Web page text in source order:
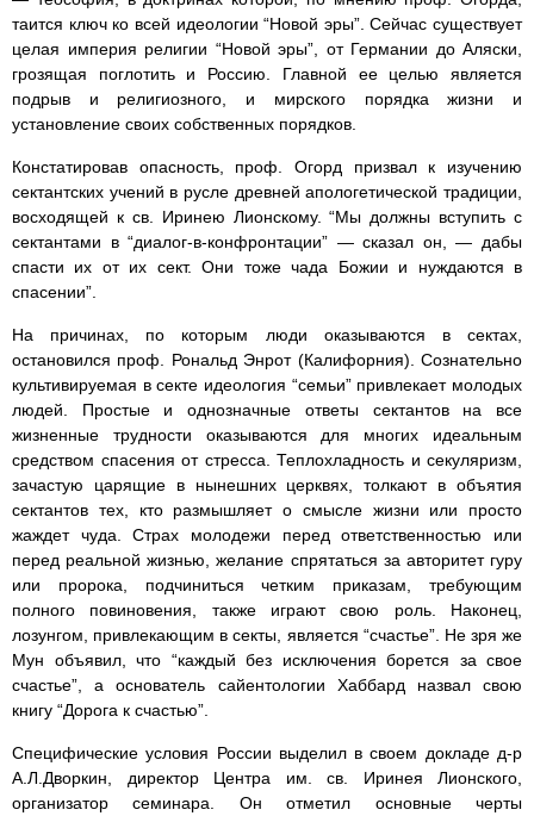
таится ключ ко всей идеологии “Новой эры”. Сейчас существует
целая империя религии “Новой эры”, от Германии до Аляски,
грозящая поглотить и Россию. Главной ее целью является
подрыв и религиозного, и мирского порядка жизни и
установление своих собственных порядков.
Констатировав опасность, проф. Огорд призвал к изучению
сектантских учений в русле древней апологетической традиции,
восходящей к св. Иринею Лионскому. “Мы должны вступить с
сектантами в “диалог-в-конфронтации” — сказал он, — дабы
спасти их от их сект. Они тоже чада Божии и нуждаются в
спасении”.
На причинах, по которым люди оказываются в сектах,
остановился проф. Рональд Энрот (Калифорния). Сознательно
культивируемая в секте идеология “семьи” привлекает молодых
людей. Простые и однозначные ответы сектантов на все
жизненные трудности оказываются для многих идеальным
средством спасения от стресса. Теплохладность и секуляризм,
зачастую царящие в нынешних церквях, толкают в объятия
сектантов тех, кто размышляет о смысле жизни или просто
жаждет чуда. Страх молодежи перед ответственностью или
перед реальной жизнью, желание спрятаться за авторитет гуру
или пророка, подчиниться четким приказам, требующим
полного повиновения, также играют свою роль. Наконец,
лозунгом, привлекающим в секты, является “счастье”. Не зря же
Мун объявил, что “каждый без исключения борется за свое
счастье”, а основатель сайентологии Хаббард назвал свою
книгу “Дорога к счастью”.
Специфические условия России выделил в своем докладе д-р
А.Л.Дворкин, директор Центра им. св. Иринея Лионского,
организатор семинара. Он отметил основные черты